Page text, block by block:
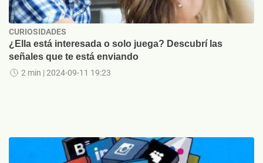
CURIOSIDADES
¿Ella está interesada o solo juega? Descubrí las
señales que te está enviando
2 min | 2024-09-11 19:23